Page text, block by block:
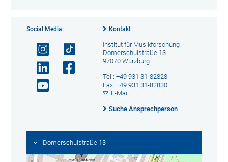
Social Media Kontakt
Institut für Musikforschung
Domerschulstraße 13
97070 Würzburg
Tel.: +49 931 31-82828
Fax: +49 931 31-82830
E-Mail
Suche Ansprechperson
Domerschulstraße 13